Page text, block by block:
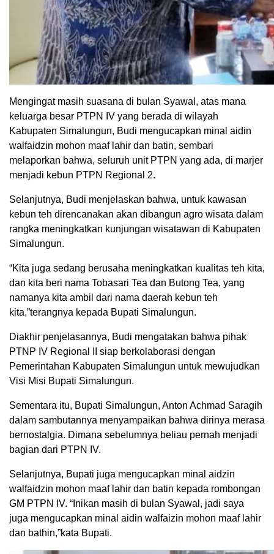
Mengingat masih suasana di bulan Syawal, atas mana
keluarga besar PTPN IV yang berada di wilayah
Kabupaten Simalungun, Budi mengucapkan minal aidin
walfaidzin mohon maaf lahir dan batin, sembari
melaporkan bahwa, seluruh unit PTPN yang ada, di marjer
menjadi kebun PTPN Regional 2.
Selanjutnya, Budi menjelaskan bahwa, untuk kawasan
kebun teh direncanakan akan dibangun agro wisata dalam
rangka meningkatkan kunjungan wisatawan di Kabupaten
Simalungun.
“Kita juga sedang berusaha meningkatkan kualitas teh kita,
dan kita beri nama Tobasari Tea dan Butong Tea, yang
namanya kita ambil dari nama daerah kebun teh
kita,”terangnya kepada Bupati Simalungun.
Diakhir penjelasannya, Budi mengatakan bahwa pihak
PTNP IV Regional II siap berkolaborasi dengan
Pemerintahan Kabupaten Simalungun untuk mewujudkan
Visi Misi Bupati Simalungun.
Sementara itu, Bupati Simalungun, Anton Achmad Saragih
dalam sambutannya menyampaikan bahwa dirinya merasa
bernostalgia. Dimana sebelumnya beliau pernah menjadi
bagian dari PTPN IV.
Selanjutnya, Bupati juga mengucapkan minal aidzin
walfaidzin mohon maaf lahir dan batin kepada rombongan
GM PTPN IV. “Inikan masih di bulan Syawal, jadi saya
juga mengucapkan minal aidin walfaizin mohon maaf lahir
dan bathin,”kata Bupati.